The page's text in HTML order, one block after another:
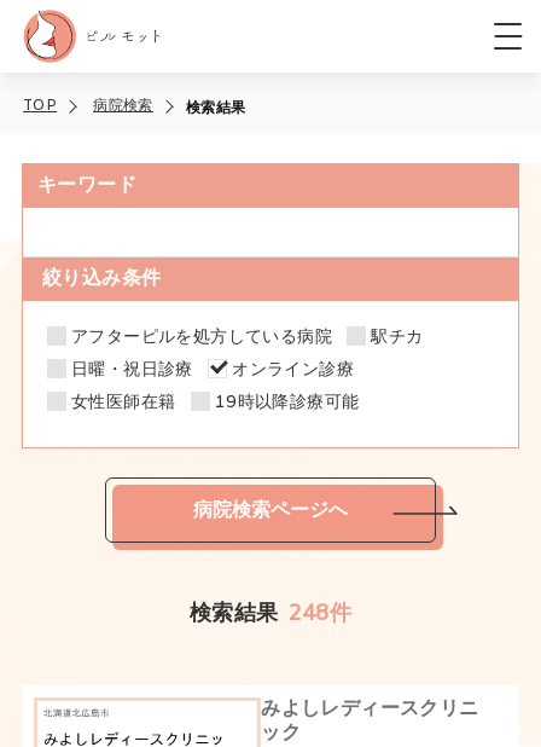
TOP 病院検索 検索結果
みよしレディースクリニ
ック
キーワード
絞り込み条件
アフターピルを処方している病院
駅チカ
日曜・祝日診療
オンライン診療
女性医師在籍
19時以降診療可能
病院検索ページへ
検索結果 248件